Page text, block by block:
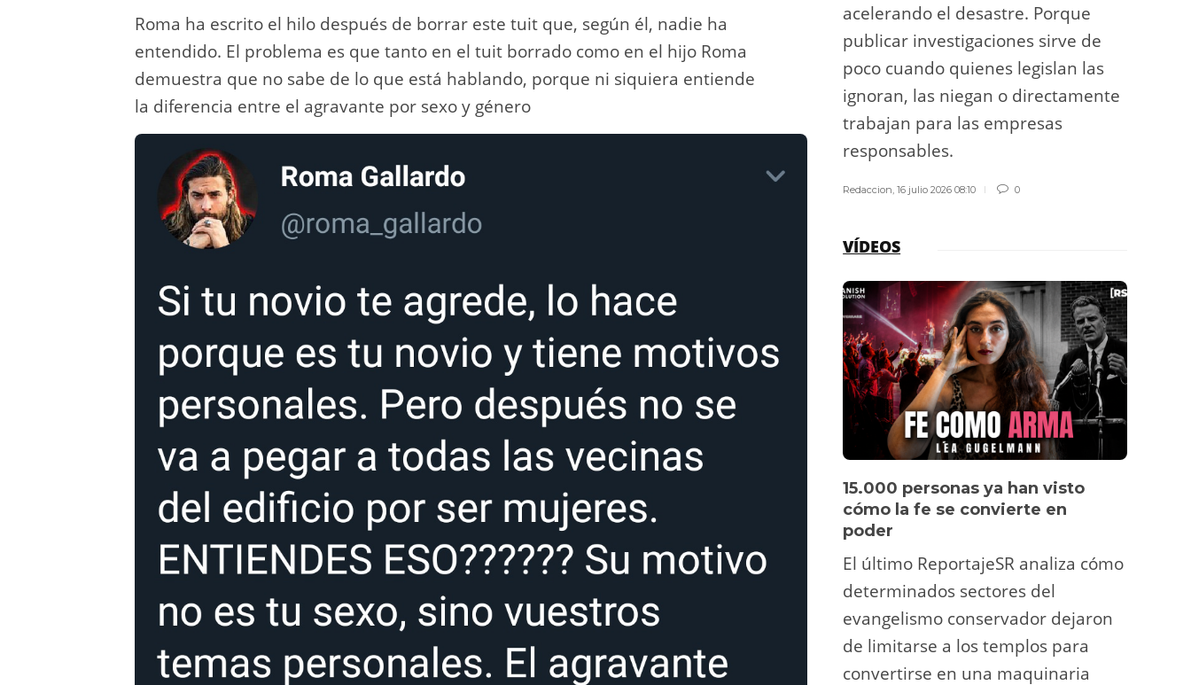
Roma ha escrito el hilo después de borrar este tuit que, según él, nadie ha
entendido. El problema es que tanto en el tuit borrado como en el hijo Roma
demuestra que no sabe de lo que está hablando, porque ni siquiera entiende
la diferencia entre el agravante por sexo y género
acelerando el desastre. Porque
publicar investigaciones sirve de
poco cuando quienes legislan las
ignoran, las niegan o directamente
trabajan para las empresas
responsables.
Redaccion ,16 julio 2026 08:10 0
VÍDEOS
15.000 personas ya han visto
cómo la fe se convierte en
poder
El último ReportajeSR analiza cómo
determinados sectores del
evangelismo conservador dejaron
de limitarse a los templos para
convertirse en una maquinaria